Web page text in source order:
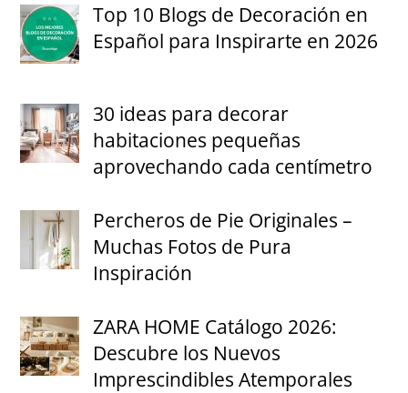
Top 10 Blogs de Decoración en
Español para Inspirarte en 2026
30 ideas para decorar
habitaciones pequeñas
aprovechando cada centímetro
Percheros de Pie Originales –
Muchas Fotos de Pura
Inspiración
ZARA HOME Catálogo 2026:
Descubre los Nuevos
Imprescindibles Atemporales